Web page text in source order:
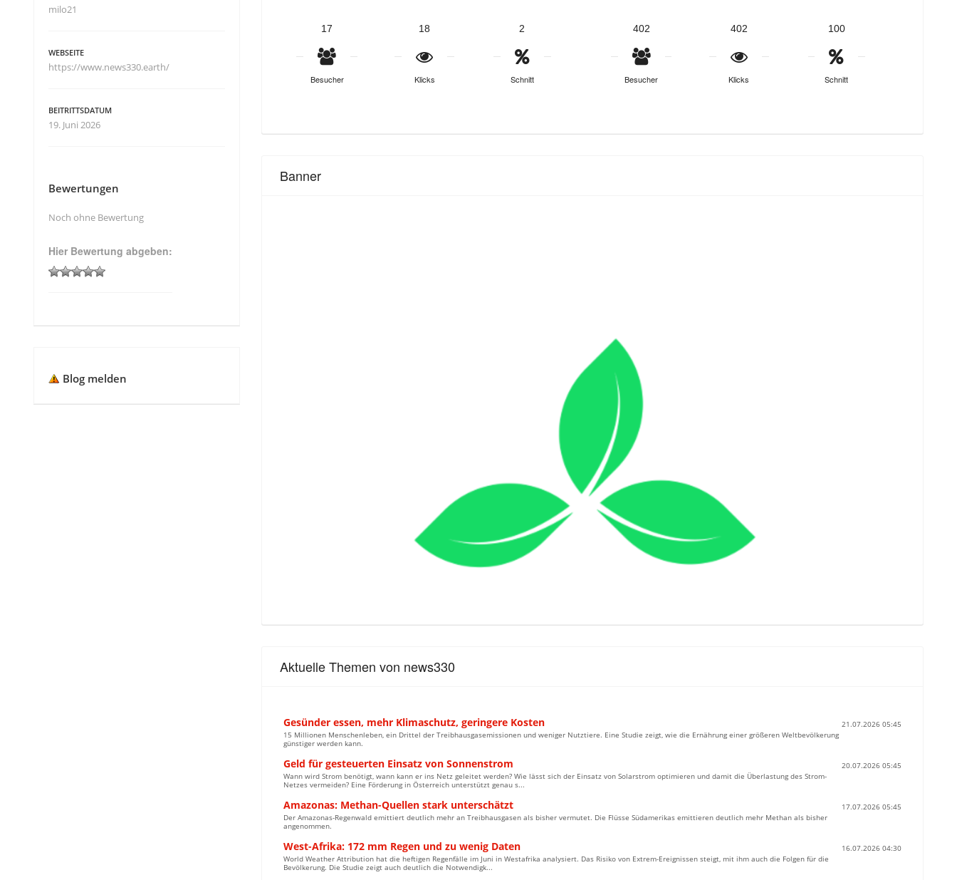
17
Besucher
18
Klicks
2
Schnitt
402
Besucher
402
Klicks
100
Schnitt
Banner
Aktuelle Themen von news330
Gesünder essen, mehr Klimaschutz, geringere Kosten
21.07.2026 05:45
15 Millionen Menschenleben, ein Drittel der Treibhausgasemissionen und weniger Nutztiere. Eine Studie zeigt, wie die Ernährung einer größeren Weltbevölkerung
günstiger werden kann.
Geld für gesteuerten Einsatz von Sonnenstrom
20.07.2026 05:45
Wann wird Strom benötigt, wann kann er ins Netz geleitet werden? Wie lässt sich der Einsatz von Solarstrom optimieren und damit die Überlastung des Strom-
Netzes vermeiden? Eine Förderung in Österreich unterstützt genau s...
Amazonas: Methan-Quellen stark unterschätzt
17.07.2026 05:45
Der Amazonas-Regenwald emittiert deutlich mehr an Treibhausgasen als bisher vermutet. Die Flüsse Südamerikas emittieren deutlich mehr Methan als bisher
angenommen.
West-Afrika: 172 mm Regen und zu wenig Daten
16.07.2026 04:30
World Weather Attribution hat die heftigen Regenfälle im Juni in Westafrika analysiert. Das Risiko von Extrem-Ereignissen steigt, mit ihm auch die Folgen für die
Bevölkerung. Die Studie zeigt auch deutlich die Notwendigk...
milo21
WEBSEITE
https://www.news330.earth/
BEITRITTSDATUM
19. Juni 2026
Bewertungen
Noch ohne Bewertung
Hier Bewertung abgeben:
Blog melden